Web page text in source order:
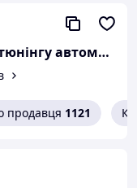
СвітАвто (товари для тюнінгу автомобілів ВАЗ)
продавця 1121